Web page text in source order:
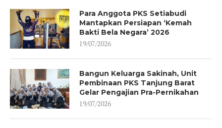
Para Anggota PKS Setiabudi
Mantapkan Persiapan ‘Kemah
Bakti Bela Negara’ 2026
19/07/2026
Bangun Keluarga Sakinah, Unit
Pembinaan PKS Tanjung Barat
Gelar Pengajian Pra-Pernikahan
19/07/2026